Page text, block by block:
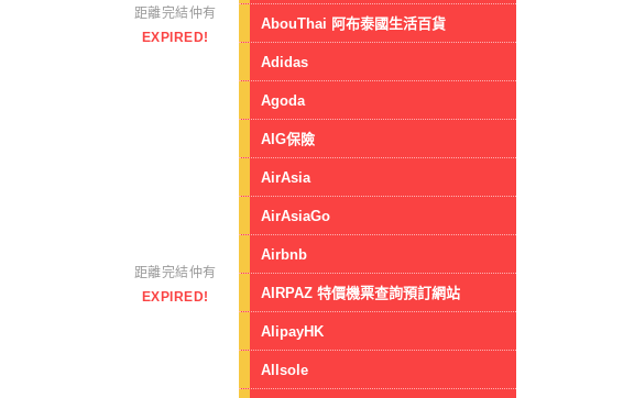
距離完結仲有
EXPIRED!
距離完結仲有
EXPIRED!
AbouThai 阿布泰國生活百貨
Adidas
Agoda
AIG保險
AirAsia
AirAsiaGo
Airbnb
AIRPAZ 特價機票查詢預訂網站
AlipayHK
Allsole